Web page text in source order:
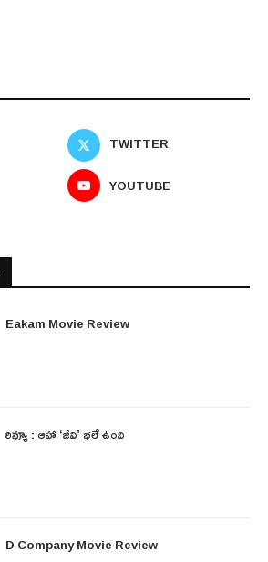
TWITTER
YOUTUBE
Eakam Movie Review
రివ్యూ : ఆహా ‘జీవి’ భలే ఉంది
D Company Movie Review